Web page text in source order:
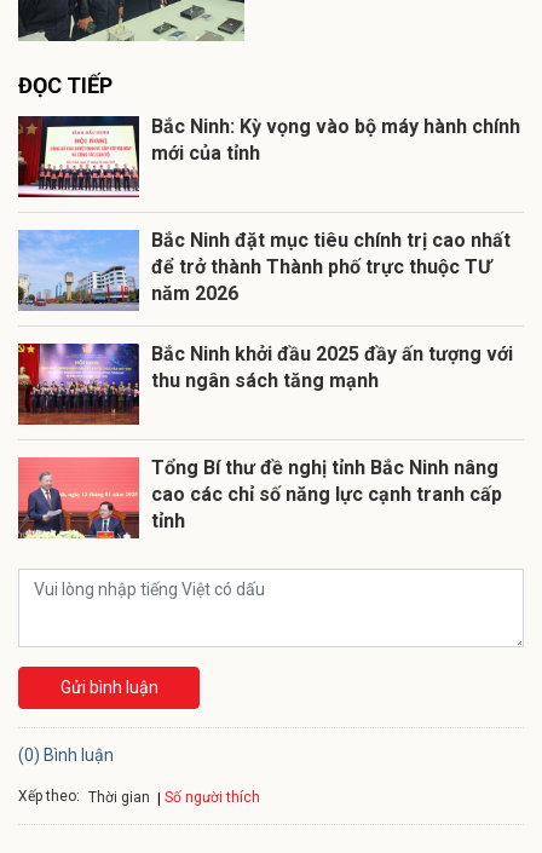
ĐỌC TIẾP
Bắc Ninh: Kỳ vọng vào bộ máy hành chính
mới của tỉnh
Bắc Ninh đặt mục tiêu chính trị cao nhất
để trở thành Thành phố trực thuộc TƯ
năm 2026
Bắc Ninh khởi đầu 2025 đầy ấn tượng với
thu ngân sách tăng mạnh
Tổng Bí thư đề nghị tỉnh Bắc Ninh nâng
cao các chỉ số năng lực cạnh tranh cấp
tỉnh
Gửi bình luận
(0) Bình luận
Xếp theo: Thời gian Số người thích